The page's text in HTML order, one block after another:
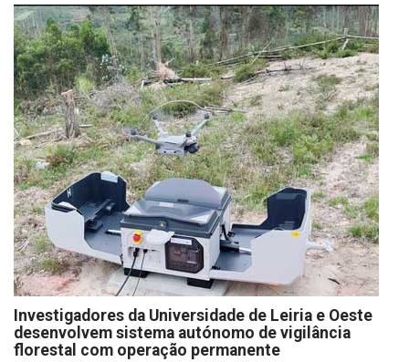
Investigadores da Universidade de Leiria e Oeste
desenvolvem sistema autónomo de vigilância
florestal com operação permanente